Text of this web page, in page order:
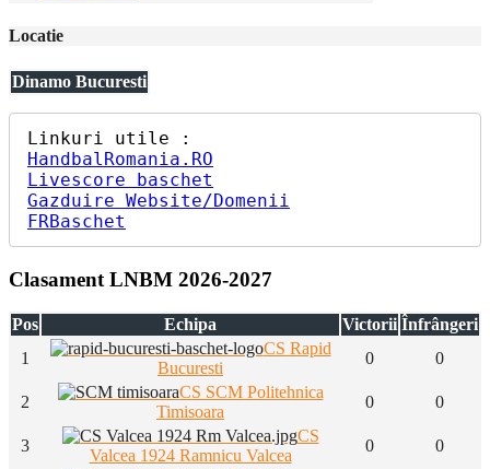
Locatie
Dinamo Bucuresti
HandbalRomania.RO
Livescore baschet
Gazduire Website/Domenii
FRBaschet
Clasament LNBM 2026-2027
Pos Echipa Victorii Înfrângeri
1
CS Rapid
Bucuresti
0 0
2
CS SCM Politehnica
Timisoara
0 0
3
CS
Valcea 1924 Ramnicu Valcea
0 0